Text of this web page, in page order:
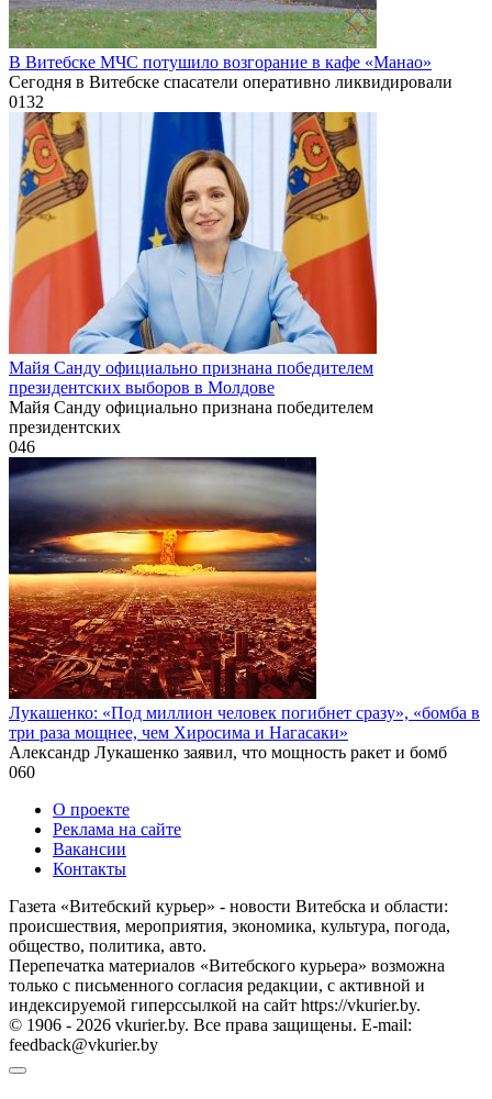
В Витебске МЧС потушило возгорание в кафе «Манао»
Сегодня в Витебске спасатели оперативно ликвидировали
0132
Майя Санду официально признана победителем
президентских выборов в Молдове
Майя Санду официально признана победителем
президентских
046
Лукашенко: «Под миллион человек погибнет сразу», «бомба в
три раза мощнее, чем Хиросима и Нагасаки»
Александр Лукашенко заявил, что мощность ракет и бомб
060
О проекте
Реклама на сайте
Вакансии
Контакты
Газета «Витебский курьер» - новости Витебска и области:
происшествия, мероприятия, экономика, культура, погода,
общество, политика, авто.
Перепечатка материалов «Витебского курьера» возможна
только с письменного согласия редакции, с активной и
индексируемой гиперссылкой на сайт https://vkurier.by.
© 1906 - 2026 vkurier.by. Все права защищены. E-mail:
feedback@vkurier.by